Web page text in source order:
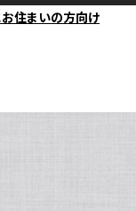
住まいの方向け